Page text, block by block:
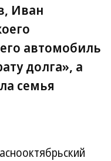
Иван
автомобиль
долга», а
семья